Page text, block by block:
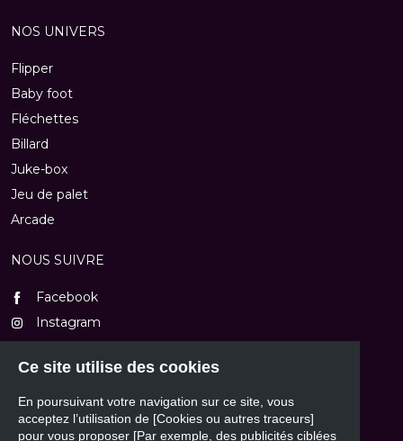
NOS UNIVERS
Flipper
Baby foot
Fléchettes
Billard
Juke-box
Jeu de palet
Arcade
NOUS SUIVRE
Facebook
Instagram
Youtube
NOUS CONTACTER
Ce site utilise des cookies
En poursuivant votre navigation sur ce site, vous
acceptez l’utilisation de [Cookies ou autres traceurs]
pour vous proposer [Par exemple, des publicités ciblées